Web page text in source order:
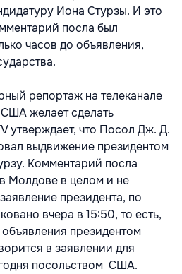
Иона Стурзы. И это
посла был
часов до объявления,
репортаж на телеканале
желает сделать
утверждает, что Посол Дж. Д.
выдвижение президентом
Комментарий посла
Молдове в целом и не
президента, по
вчера в 15:50, то есть,
президентом
в заявлении для
посольством США.